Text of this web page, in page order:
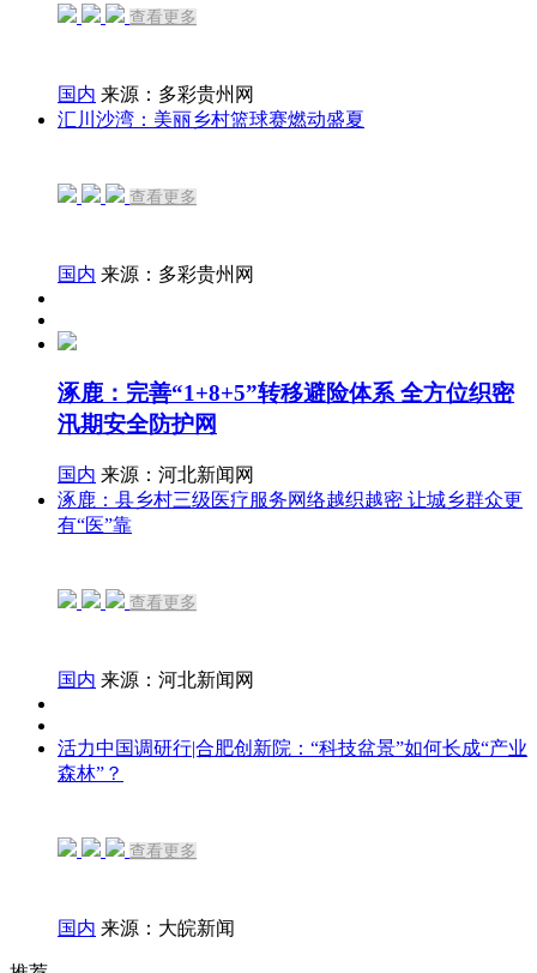
查看更多
国内 来源：多彩贵州网
汇川沙湾：美丽乡村篮球赛燃动盛夏
查看更多
国内 来源：多彩贵州网
涿鹿：完善“1+8+5”转移避险体系 全方位织密
汛期安全防护网
国内 来源：河北新闻网
涿鹿：县乡村三级医疗服务网络越织越密 让城乡群众更
有“医”靠
查看更多
国内 来源：河北新闻网
活力中国调研行|合肥创新院：“科技盆景”如何长成“产业
森林”？
查看更多
国内 来源：大皖新闻